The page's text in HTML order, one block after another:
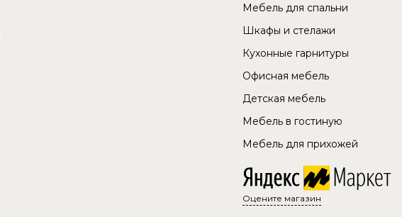
Мебель для спальни
Шкафы и стелажи
Кухонные гарнитуры
Офисная мебель
Детская мебель
Мебель в гостиную
Мебель для прихожей
Оцените магазин